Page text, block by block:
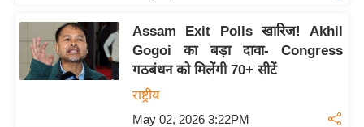
Assam Exit Polls खारिज! Akhil
Gogoi का बड़ा दावा- Congress
गठबंधन को मिलेंगी 70+ सीटें
राष्ट्रीय
May 02, 2026 3:22PM